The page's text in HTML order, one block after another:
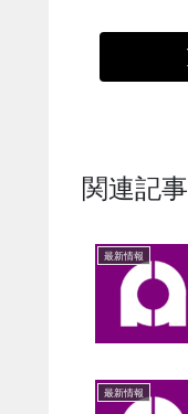
関連記事
最新情報
最新情報